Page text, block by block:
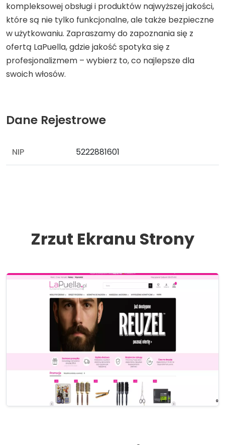
kompleksowej obsługi i produktów najwyższej jakości,
które są nie tylko funkcjonalne, ale także bezpieczne
w użytkowaniu. Zapraszamy do zapoznania się z
ofertą LaPuella, gdzie jakość spotyka się z
profesjonalizmem – wybierz to, co najlepsze dla
swoich włosów.
Dane Rejestrowe
NIP 5222881601
Zrzut Ekranu Strony